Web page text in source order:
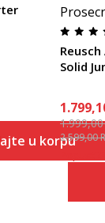
u korpu
Solid
2.599,00